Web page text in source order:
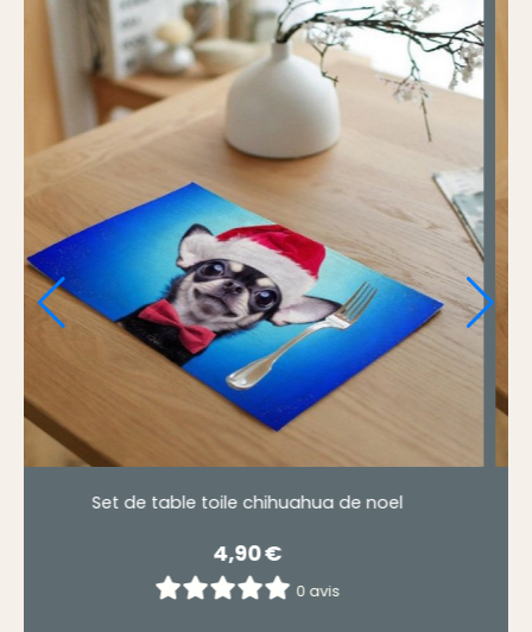
Set de table toile chihuahua de